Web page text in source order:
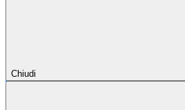
Chiudi